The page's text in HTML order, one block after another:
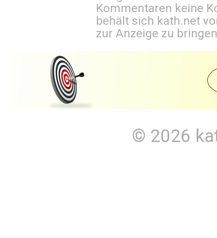
Kommentaren keine
behält sich kath.net
zur Anzeige zu
© 2026